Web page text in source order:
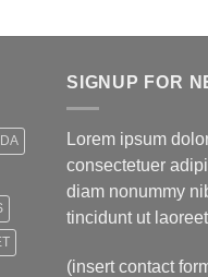
SIGNUP FOR
Lorem ipsum
consectetuer
diam nonummy
tincidunt ut
(insert contact